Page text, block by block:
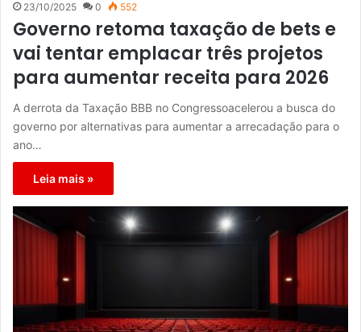
23/10/2025 0 552
Governo retoma taxação de bets e
vai tentar emplacar três projetos
para aumentar receita para 2026
A derrota da Taxação BBB no Congressoacelerou a busca do
governo por alternativas para aumentar a arrecadação para o
ano…
Leia mais »